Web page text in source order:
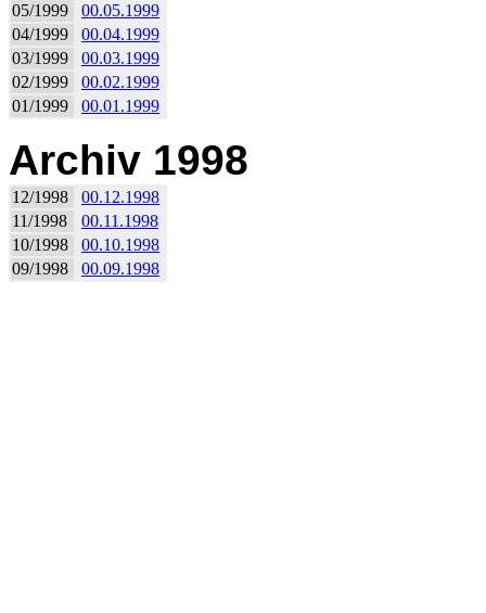
05/1999
00.05.1999
04/1999
00.04.1999
03/1999
00.03.1999
02/1999
00.02.1999
01/1999
00.01.1999
Archiv 1998
12/1998
00.12.1998
11/1998
00.11.1998
10/1998
00.10.1998
09/1998
00.09.1998